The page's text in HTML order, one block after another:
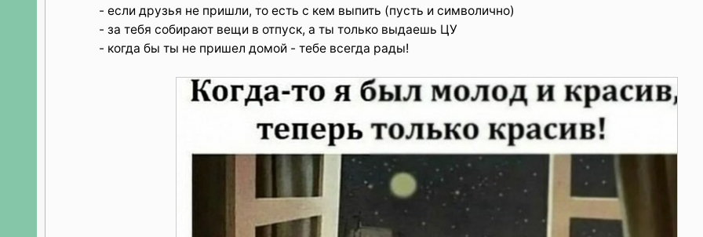
- если друзья не пришли, то есть с кем выпить (пусть и символично)
- за тебя собирают вещи в отпуск, а ты только выдаешь ЦУ
- когда бы ты не пришел домой - тебе всегда рады!